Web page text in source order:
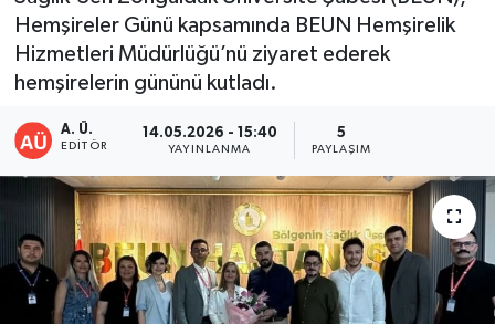
Hemşireler Günü kapsamında BEUN Hemşirelik
Hizmetleri Müdürlüğü’nü ziyaret ederek
hemşirelerin gününü kutladı.
A. Ü.
EDITÖR
14.05.2026 - 15:40
YAYINLANMA
5
PAYLAŞIM
DEVREK
DÜZCE
EREĞLİ
GÖKÇEBEY
KARABÜK